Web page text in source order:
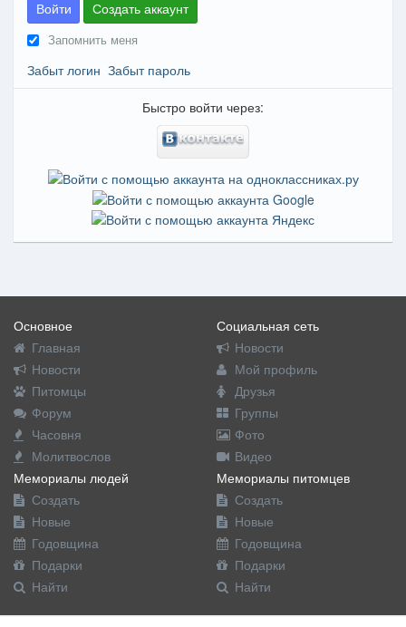
Войти Создать аккаунт
Запомнить меня
Забыт логин Забыт пароль
Быстро войти через:
Основное
Главная
Новости
Питомцы
Форум
Часовня
Молитвослов
Социальная сеть
Новости
Мой профиль
Друзья
Группы
Фото
Видео
Мемориалы людей
Создать
Новые
Годовщина
Подарки
Найти
Мемориалы питомцев
Создать
Новые
Годовщина
Подарки
Найти